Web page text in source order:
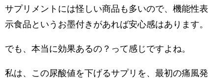
サプリメントには怪しい商品も多いので、機能性表
示食品というお墨付きがあれば安心感はあります。
でも、本当に効果あるの？って感じですよね。
私は、この尿酸値を下げるサプリを、最初の痛風発